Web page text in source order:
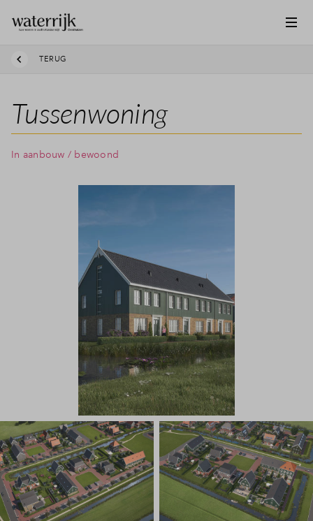
TERUG
Tussenwoning
In aanbouw / bewoond